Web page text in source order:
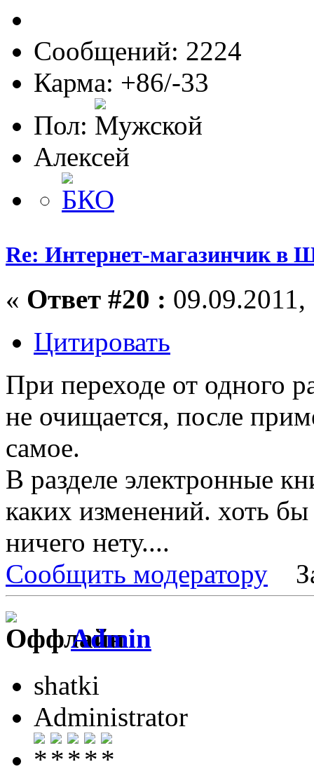
Сообщений: 2224
Карма: +86/-33
Пол:
Алексей
Re: Интернет-магазинчик в
« Ответ #20 :
Цитировать
При переходе от одного
не очищается, после
самое.
В разделе электронные
каких изменений. хоть
ничего нету....
Сообщить модератору
Admin
shatki
Administrator